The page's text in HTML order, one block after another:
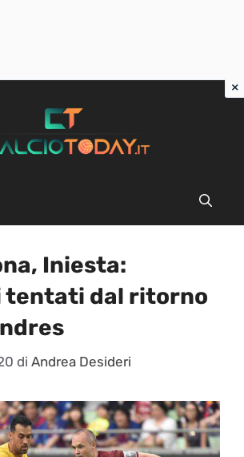
Iniesta:
tentati dal ritorno
di Andrea Desideri